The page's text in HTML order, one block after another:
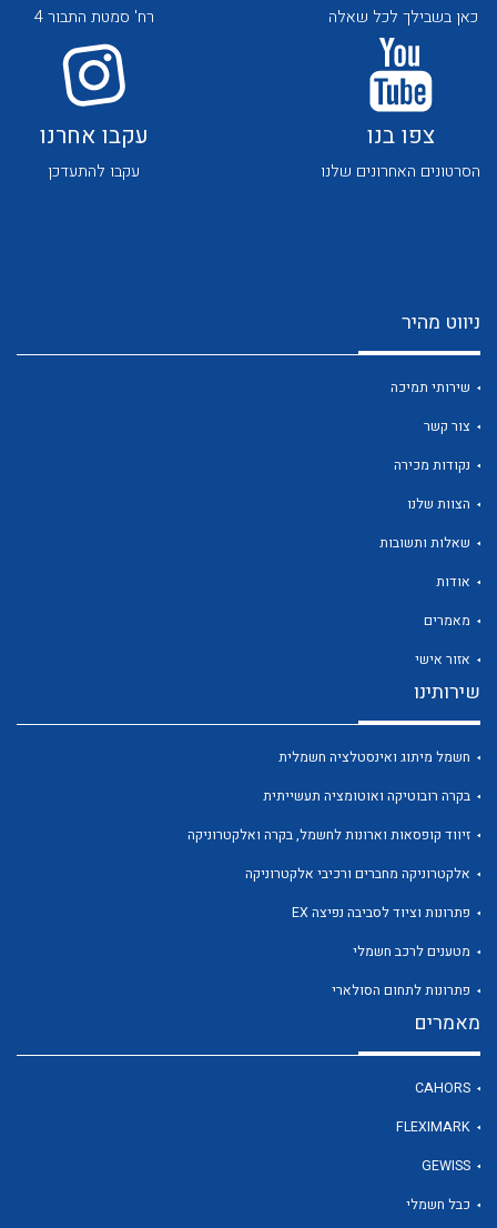
כאן בשבילך לכל שאלה רח' סמטת התבור 4
צפו בנו
הסרטונים האחרונים שלנו
עקבו אחרנו
עקבו להתעדכן
ניווט מהיר
שירותי תמיכה
צור קשר
נקודות מכירה
הצוות שלנו
שאלות ותשובות
אודות
מאמרים
אזור אישי
שירותינו
חשמל מיתוג ואינסטלציה חשמלית
בקרה רובוטיקה ואוטומציה תעשייתית
זיווד קופסאות וארונות לחשמל, בקרה ואלקטרוניקה
אלקטרוניקה מחברים ורכיבי אלקטרוניקה
פתרונות וציוד לסביבה נפיצה EX
מטענים לרכב חשמלי
פתרונות לתחום הסולארי
מאמרים
CAHORS
FLEXIMARK
GEWISS
כבל חשמלי